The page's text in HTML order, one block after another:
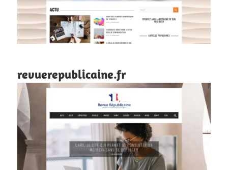
revuerepublicaine.fr